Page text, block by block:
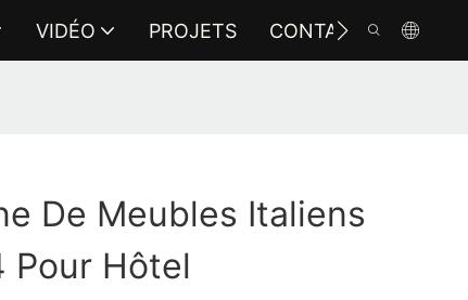
VIDÉO PROJETS CONTACTEZ-NOUS
De Meubles Italiens
Pour Hôtel